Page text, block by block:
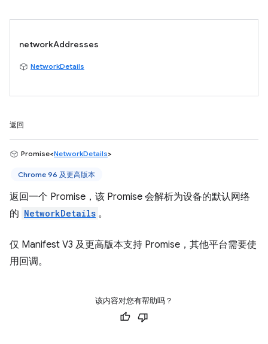
networkAddresses
NetworkDetails
返回
Promise<NetworkDetails>
Chrome 96 及更高版本
返回一个 Promise，该 Promise 会解析为设备的默认网络
的 NetworkDetails 。
仅 Manifest V3 及更高版本支持 Promise，其他平台需要使
用回调。
该内容对您有帮助吗？